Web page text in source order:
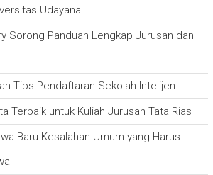
Udayana
Sorong Panduan Lengkap Jurusan dan
Tips Pendaftaran Sekolah Intelijen
Terbaik untuk Kuliah Jurusan Tata Rias
Baru Kesalahan Umum yang Harus